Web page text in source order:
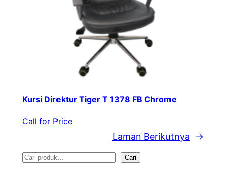
Kursi Direktur Tiger T 1378 FB Chrome
Call for Price
Laman Berikutnya →
S
Cari